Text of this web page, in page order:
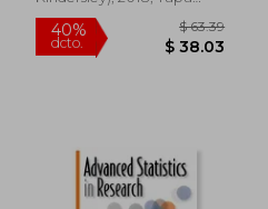
Dura, Nuevo